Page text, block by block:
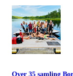
Over 35 samling